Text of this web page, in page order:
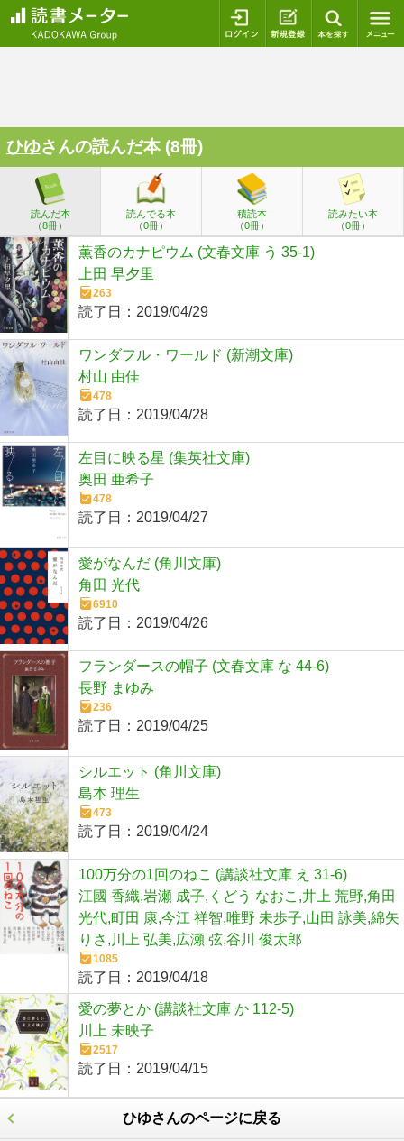
ログイン 新規登録
ひゆさんの読んだ本 (8冊)
読んだ本
（8冊）
読んでる本
（0冊）
積読本
（0冊）
読みたい本
（0冊）
薫香のカナピウム (文春文庫 う 35-1)
上田 早夕里
263
読了日： 2019/04/29
ワンダフル・ワールド (新潮文庫)
村山 由佳
478
読了日： 2019/04/28
左目に映る星 (集英社文庫)
奥田 亜希子
478
読了日： 2019/04/27
愛がなんだ (角川文庫)
角田 光代
6910
読了日： 2019/04/26
フランダースの帽子 (文春文庫 な 44-6)
長野 まゆみ
236
読了日： 2019/04/25
シルエット (角川文庫)
島本 理生
473
読了日： 2019/04/24
100万分の1回のねこ (講談社文庫 え 31-6)
江國 香織,岩瀬 成子,くどう なおこ,井上 荒野,角田
光代,町田 康,今江 祥智,唯野 未歩子,山田 詠美,綿矢
りさ,川上 弘美,広瀬 弦,谷川 俊太郎
1085
読了日： 2019/04/18
愛の夢とか (講談社文庫 か 112-5)
川上 未映子
2517
読了日： 2019/04/15
ひゆさんのページに戻る